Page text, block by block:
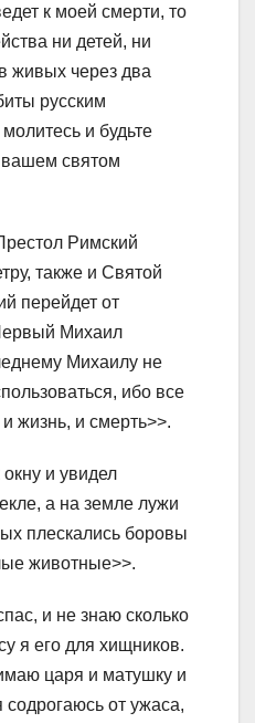
к моей смерти, то
ни детей, ни
живых через два
русским
и будьте
святом
Римский
также и Святой
перейдет от
Михаил
Михаилу не
ибо все
жизнь, и смерть>>.
и увидел
а на земле лужи
плескались боровы
животные>>.
и не знаю сколько
я его для хищников.
царя и матушку и
содрогаюсь от ужаса,